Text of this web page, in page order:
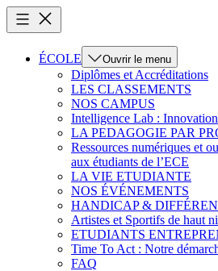
ÉCOLE Ouvrir le menu
Diplômes et Accréditations
LES CLASSEMENTS
NOS CAMPUS
Intelligence Lab :
LA PEDAGOGIE PAR
Ressources numériques et
aux étudiants de l’ECE
LA VIE ETUDIANTE
NOS ÉVÉNEMENTS
HANDICAP &
Artistes et Sportifs de haut
ETUDIANTS
Time To Act : Notre
FAQ